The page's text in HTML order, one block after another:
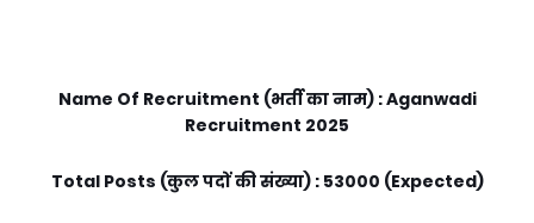
Name Of Recruitment (भर्ती का नाम) : Aganwadi
Recruitment 2025
Total Posts (कुल पदों की संख्या) : 53000 (Expected)